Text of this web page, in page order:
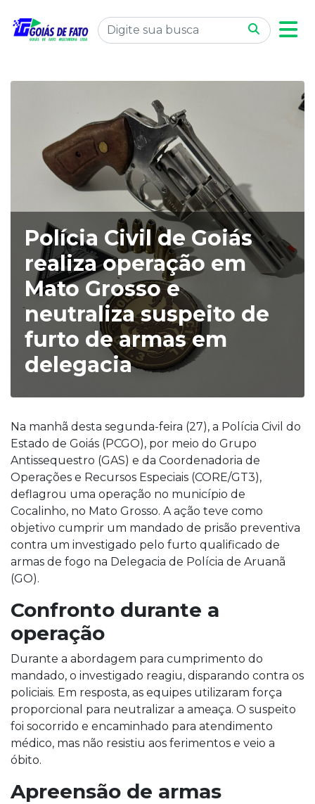
Polícia Civil de Goiás
realiza operação em
Mato Grosso e
neutraliza suspeito de
furto de armas em
delegacia
Na manhã desta segunda-feira (27), a Polícia Civil do
Estado de Goiás (PCGO), por meio do Grupo
Antissequestro (GAS) e da Coordenadoria de
Operações e Recursos Especiais (CORE/GT3),
deflagrou uma operação no município de
Cocalinho, no Mato Grosso. A ação teve como
objetivo cumprir um mandado de prisão preventiva
contra um investigado pelo furto qualificado de
armas de fogo na Delegacia de Polícia de Aruanã
(GO).
Confronto durante a
operação
Durante a abordagem para cumprimento do
mandado, o investigado reagiu, disparando contra os
policiais. Em resposta, as equipes utilizaram força
proporcional para neutralizar a ameaça. O suspeito
foi socorrido e encaminhado para atendimento
médico, mas não resistiu aos ferimentos e veio a
óbito.
Apreensão de armas